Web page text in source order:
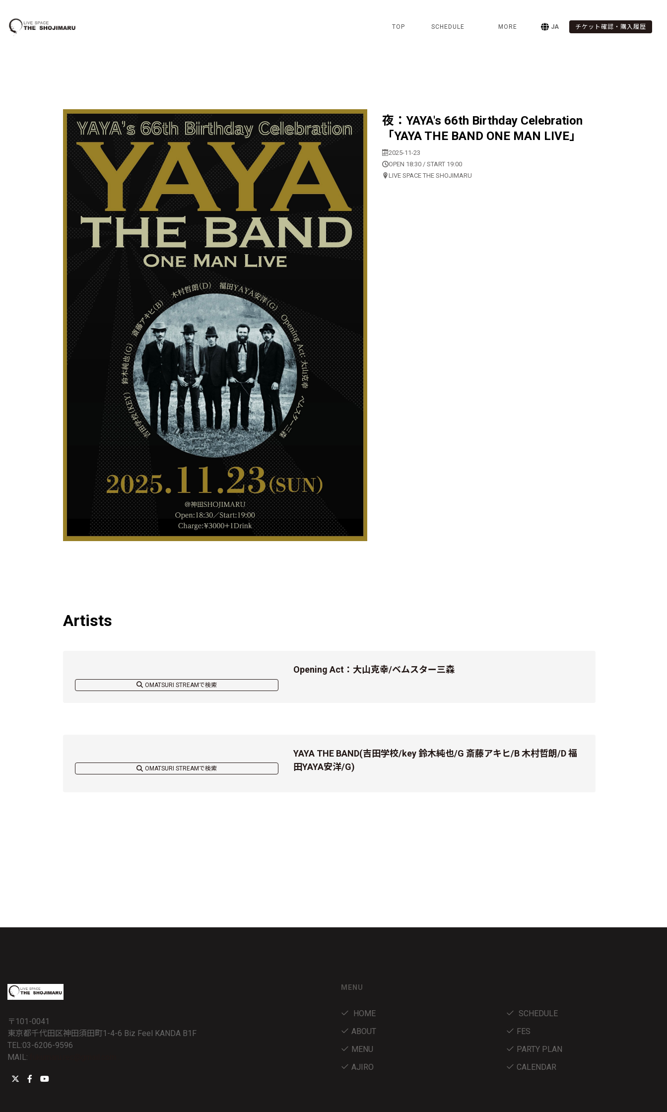
TOP SCHEDULE MORE JA チケット確認・購入履歴
夜：YAYA's 66th Birthday Celebration
「YAYA THE BAND ONE MAN LIVE」
2025-11-23
OPEN 18:30 / START 19:00
LIVE SPACE THE SHOJIMARU
Artists
OMATSURI STREAMで検索
Opening Act：大山克幸/ベムスター三森
OMATSURI STREAMで検索
YAYA THE BAND(吉田学校/key 鈴木純也/G 斎藤アキヒ/B 木村哲朗/D 福
田YAYA安洋/G)
〒101-0041
東京都千代田区神田須田町1-4-6 Biz Feel KANDA B1F
TEL:03-6206-9596
MAIL:
MENU
HOME
SCHEDULE
ABOUT
FES
MENU
PARTY PLAN
AJIRO
CALENDAR